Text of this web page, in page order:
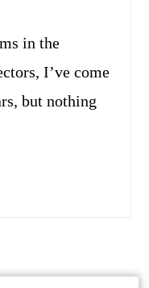
I’ve come
but nothing